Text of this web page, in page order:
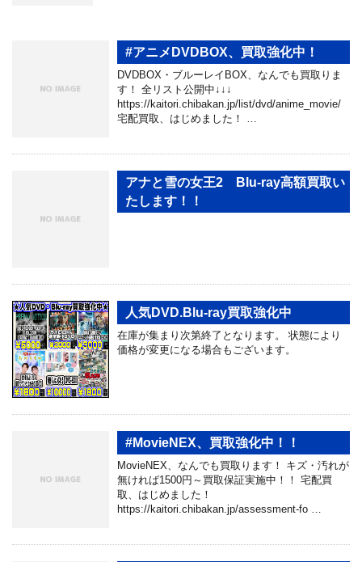
#アニメDVDBOX、買取強化中！
DVDBOX・ブルーレイBOX、なんでも買取りま
す！ 全リスト公開中↓↓↓
https://kaitori.chibakan.jp/list/dvd/anime_movie/
宅配買取、はじめました！ …
アナと雪の女王2 Blu-ray高額買取い
たします！！
人気DVD.Blu-ray買取強化中
在庫が集まり次第終了となります。 状態により
価格が変更になる場合もございます。
#MovieNEX、買取強化中！！
MovieNEX、なんでも買取ります！ キズ・汚れが
無ければ1500円～買取保証実施中！！ 宅配買
取、はじめました！
https://kaitori.chibakan.jp/assessment-fo …